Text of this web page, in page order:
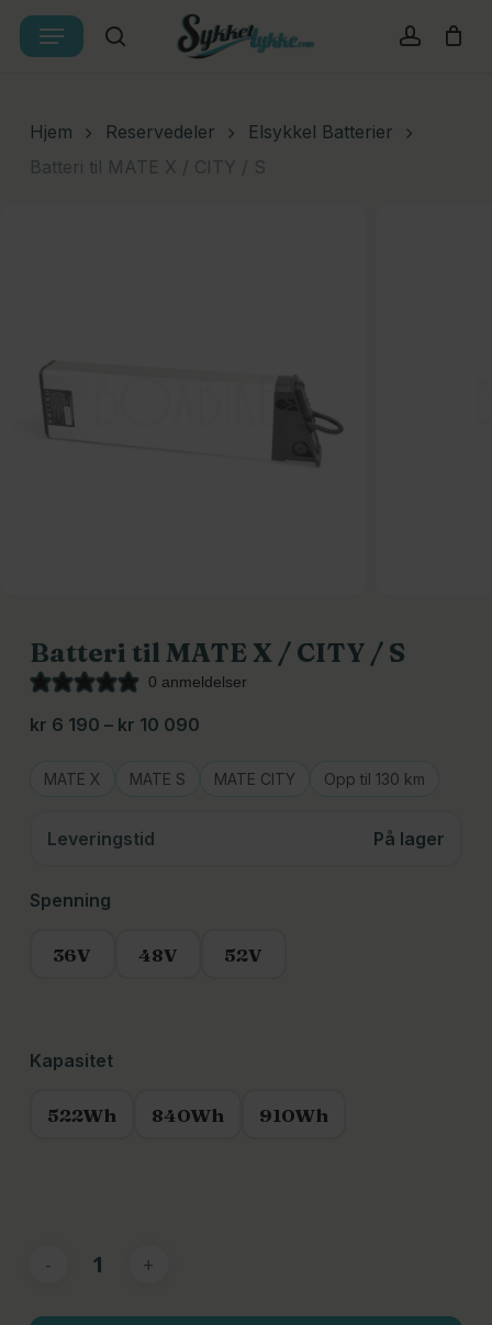
Skip
Products
search
search account
Menu
Cart
Close
Hjem Reservedeler
Elsykkel Batterier
Batteri til MATE X / CITY / S
Batteri til MATE X / CITY / S
0 anmeldelser
kr 6 190 – kr 10 090Prisområde:
190
MATE X MATE S MATE CITY Opp til 130 km
Leveringstid På lager
Spenning
36V 48V 52V
Kapasitet
522Wh 840Wh 910Wh